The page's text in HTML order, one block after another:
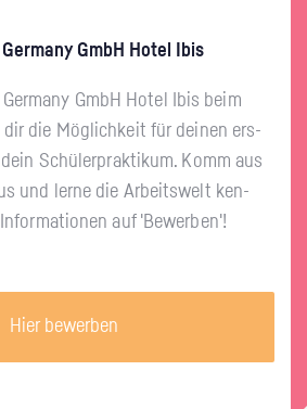
GmbH Hotel Ibis
GmbH Hotel Ibis beim
die Mög­lich­keit für dei­nen ers­
Schü­ler­prak­ti­kum. Komm aus
und lerne die Ar­beits­welt ken­
auf 'Be­wer­ben'!
Hier bewerben